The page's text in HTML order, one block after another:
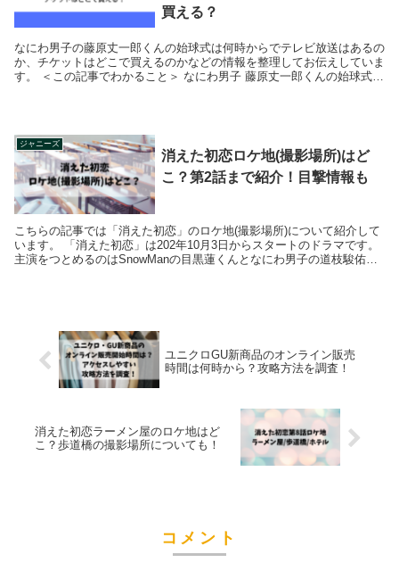
買える？
なにわ男子の藤原丈一郎くんの始球式は何時からでテレビ放送はあるの
か、チケットはどこで買えるのかなどの情報を整理してお伝えしていま
す。 ＜この記事でわかること＞ なにわ男子 藤原丈一郎くんの始球式は
ジャニーズ
消えた初恋ロケ地(撮影場所)はど
こ？第2話まで紹介！目撃情報も
こちらの記事では「消えた初恋」のロケ地(撮影場所)について紹介して
います。 「消えた初恋」は202年10月3日からスタートのドラマです。
主演をつとめるのはSnowManの目黒蓮くんとなにわ男子の道枝駿佑く
ユニクロGU新商品のオンライン販売
時間は何時から？攻略方法を調査！
消えた初恋ラーメン屋のロケ地はど
こ？歩道橋の撮影場所についても！
コメント